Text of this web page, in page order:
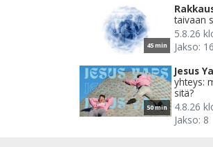
45 min
taivaan
5.8.26
Jakso: 16
50 min
Jesus
yhteys:
sitä?
4.8.26
Jakso: 8